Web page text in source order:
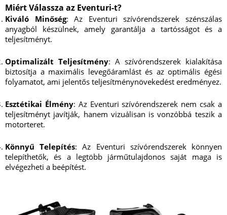
Miért Válassza az Eventuri-t?
Kiváló Minőség: Az Eventuri szívórendszerek szénszálas
anyagból készülnek, amely garantálja a tartósságot és a
teljesítményt.
Optimalizált Teljesítmény: A szívórendszerek kialakítása
biztosítja a maximális levegőáramlást és az optimális égési
folyamatot, ami jelentős teljesítménynövekedést eredményez.
Esztétikai Élmény: Az Eventuri szívórendszerek nem csak a
teljesítményt javítják, hanem vizuálisan is vonzóbbá teszik a
motorteret.
Könnyű Telepítés: Az Eventuri szívórendszerek könnyen
telepíthetők, és a legtöbb járműtulajdonos saját maga is
elvégezheti a beépítést.